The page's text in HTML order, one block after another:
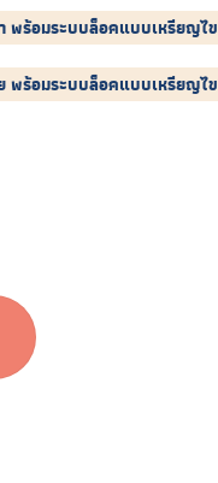
พร้อมระบบล็อคแบบเหรียญไข
พร้อมระบบล็อคแบบเหรียญไข